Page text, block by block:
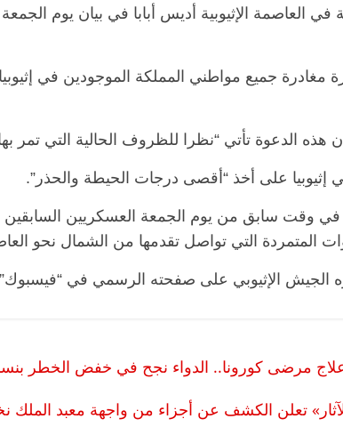
العاصمة الإثيوبية أديس أبابا في بيان يوم
جميع مواطني المملكة الموجودين في
هذه الدعوة تأتي “نظرا للظروف الحالية التي تمر بها
على أخذ “أقصى درجات الحيطة والحذر”.
في وقت سابق من يوم الجمعة العسكريين السابقين
التي تواصل تقدمها من الشمال نحو
الجيش الإثيوبي على صفحته الرسمي في
مرضى كورونا.. الدواء نجح في خفض الخطر بنسبة
تعلن الكشف عن أجزاء من واجهة معبد الملك
مقعد شاغر على مائدة الإفطار..
حسين عبدالهادي فارس مقاومة
(بروفايل)
21 فبراير، 2026
فقيه
وانحاز